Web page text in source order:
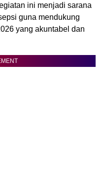
ini menjadi sarana
guna mendukung
yang akuntabel dan